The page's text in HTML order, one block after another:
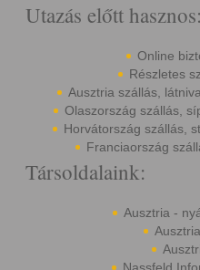
Utazás előtt hasznos:
Online
Részletes
Ausztria szállás,
Olaszország szállás,
Horvátország szállás,
Franciaország
Társoldalaink:
Ausztria -